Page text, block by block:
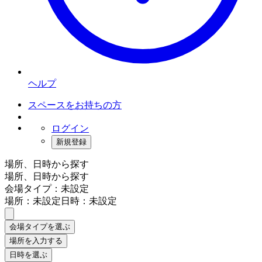
ヘルプ
スペースをお持ちの方
ログイン
新規登録
場所、日時から探す
場所、日時から探す
会場タイプ：未設定
場所：未設定日時：未設定
会場タイプを選ぶ
場所を入力する
日時を選ぶ